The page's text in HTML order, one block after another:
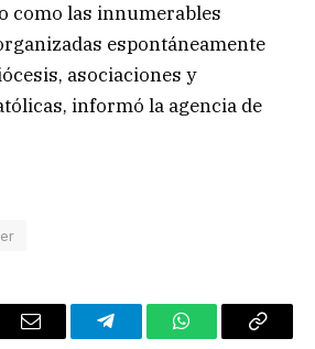
como las innumerables
espontáneamente
asociaciones y
informó la agencia de
Email TelegramWhatsAppCopy